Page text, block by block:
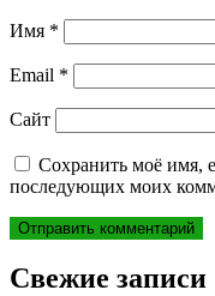
Имя *
Email *
Сайт
Сохранить моё имя,
последующих моих
Свежие записи